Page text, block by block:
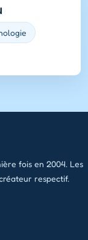
fois en 2004. Les
respectif.